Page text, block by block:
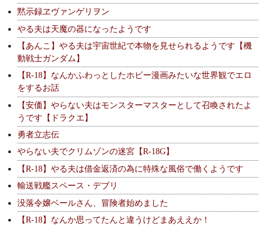
黙示録ヱヴァンゲリヲン
やる夫は天魔の器になったようです
【あんこ】やる夫は宇宙世紀で本物を見せられるようです【機
動戦士ガンダム】
【R-18】なんかふわっとしたホビー漫画みたいな世界観でエロ
をするお話
【安価】やらない夫はモンスターマスターとして召喚されたよ
うです【ドラクエ】
勇者立志伝
やらない夫でクリムゾンの迷宮【R-18G】
【R-18】やる夫は借金返済の為に特殊な風俗で働くようです
輸送戦艦スペース・デブリ
没落令嬢ベールさん、冒険者始めました
【R-18】なんか思ってたんと違うけどまあええか！